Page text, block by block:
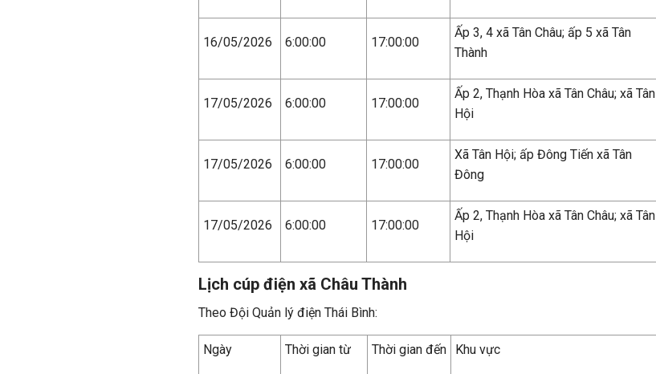
16/05/2026 6:00:00 17:00:00
Ấp 3, 4 xã Tân Châu; ấp 5 xã Tân
Thành
17/05/2026 6:00:00 17:00:00
Ấp 2, Thạnh Hòa xã Tân Châu; xã Tân
Hội
17/05/2026 6:00:00 17:00:00
Xã Tân Hội; ấp Đông Tiến xã Tân
Đông
17/05/2026 6:00:00 17:00:00
Ấp 2, Thạnh Hòa xã Tân Châu; xã Tân
Hội
Lịch cúp điện xã Châu Thành
Theo Đội Quản lý điện Thái Bình:
Ngày Thời gian từ Thời gian đến Khu vực